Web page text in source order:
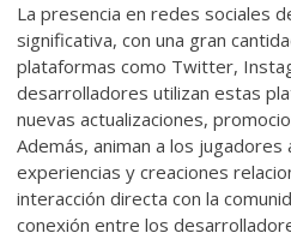
La presencia en redes sociales
significativa, con una gran
plataformas como Twitter,
desarrolladores utilizan estas
nuevas actualizaciones,
Además, animan a los
experiencias y creaciones
interacción directa con la
conexión entre los